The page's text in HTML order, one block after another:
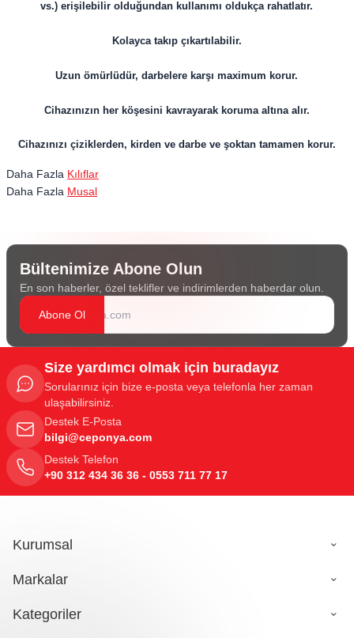
vs.) erişilebilir olduğundan kullanımı oldukça rahatlatır.
Kolayca takıp çıkartılabilir.
Uzun ömürlüdür, darbelere karşı maximum korur.
​​​​​​​Cihazınızın her köşesini kavrayarak koruma altına alır.
Cihazınızı çiziklerden, kirden ve darbe ve şoktan tamamen korur.
Daha Fazla Kılıflar
Daha Fazla Musal
Bültenimize Abone Olun
En son haberler, özel teklifler ve indirimlerden haberdar olun.
Abone Ol
Size yardımcı olmak için buradayız
Sorularınız için bize e-posta veya telefonla her zaman
ulaşabilirsiniz.
Destek E-Posta
bilgi@ceponya.com
Destek Telefon
+90 312 434 36 36 - 0553 711 77 17
Kurumsal
Markalar
Kategoriler